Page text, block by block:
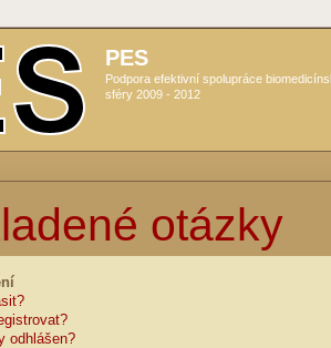
PES
Podpora efektivní spolupráce
sféry 2009 - 2012
otázky
odhlášen?